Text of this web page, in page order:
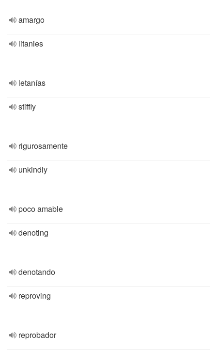
amargo
litanies
letanías
stiffly
rigurosamente
unkindly
poco amable
denoting
denotando
reproving
reprobador